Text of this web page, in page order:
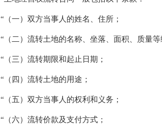
“（一）双方当事人的姓名、住所；
“（二）流转土地的名称、坐落、面积、质量等
“（三）流转期限和起止日期；
“（四）流转土地的用途；
“（五）双方当事人的权利和义务；
“（六）流转价款及支付方式；